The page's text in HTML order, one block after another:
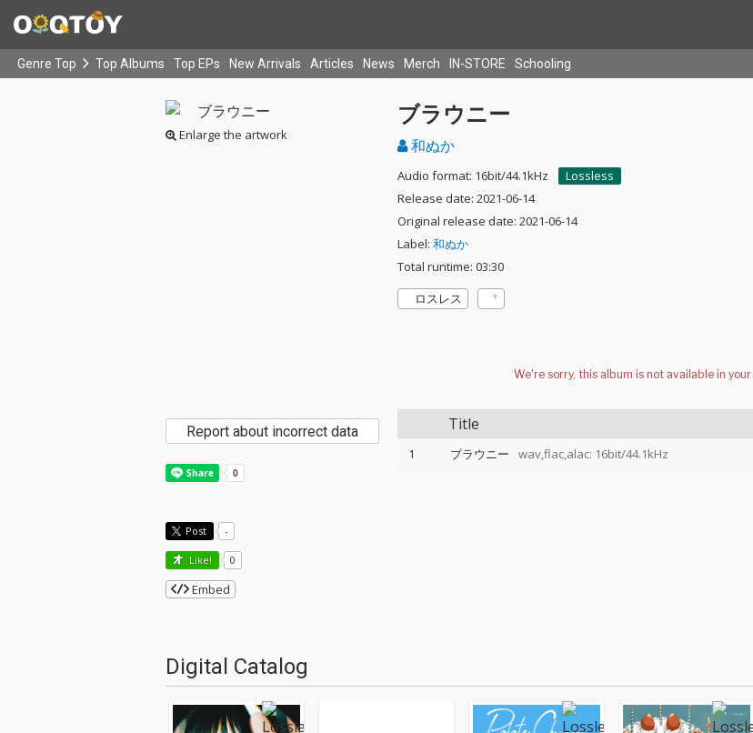
Genre Top Top Albums Top EPs New Arrivals Articles News Merch IN-STORE Schooling
Enlarge the artwork
ブラウニー
和ぬか
Audio format: 16bit/44.1kHz
Lossless
Release date: 2021-06-14
Original release date: 2021-06-14
Label: 和ぬか
Total runtime: 03:30
ロスレス
Title
1 ブラウニー wav,flac,alac: 16bit/44.1kHz
Report about incorrect data
Post -
Like! 0
Embed
Digital Catalog